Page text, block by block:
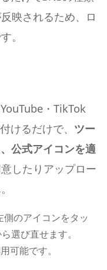
映されるため、ロ
。
・TikTok
けるだけで、 ツー
公式アイコンを適
したりアップロー
のアイコンをタッ
選び直せます。
可能です。